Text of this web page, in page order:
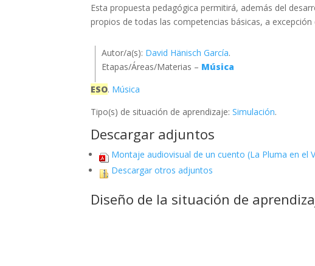
Esta propuesta pedagógica permitirá, además del
propios de todas las competencias básicas, a
Autor/a(s): David Hänisch García.
Etapas/Áreas/Materias – Música
ESO. Música
Tipo(s) de situación de aprendizaje:Simulación.
Descargar adjuntos
Montaje audiovisual de un cuento (La Pluma en el
Descargar otros adjuntos
Diseño de la situación de